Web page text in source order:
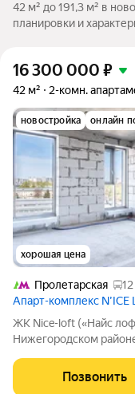
42 м² до 191,3 м² в
планировки и
16 300 000 ₽
42 м² 2-комн.
новостройка онлайн
хорошая цена
Пролетарская
Апарт-комплекс N’ICE
ЖК Nice-loft («Найс лофт») новостройка бизнес-
Нижегородском
ФОК с ДВУМЯ
Комплекс
Позвонить